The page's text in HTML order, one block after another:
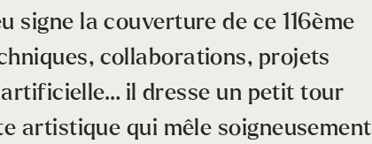
signe la couverture de ce 116ème
collaborations, projets
il dresse un petit tour
artistique qui mêle soigneusement